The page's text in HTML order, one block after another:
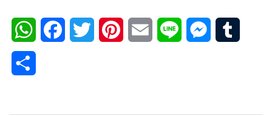
WhatsAppFacebookTwitter PinterestEmail Line Messenger